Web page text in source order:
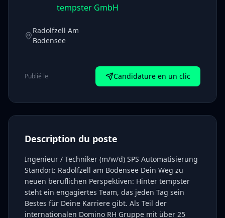
tempster GmbH
Radolfzell Am
Bodensee
Publié le Candidature en un clic
Description du poste
Ingenieur / Techniker (m/w/d) SPS Automatisierung
Standort: Radolfzell am Bodensee Dein Weg zu
neuen beruflichen Perspektiven: Hinter tempster
steht ein engagiertes Team, das jeden Tag sein
Bestes für Deine Karriere gibt. Als Teil der
internationalen Domino RH Gruppe mit über 25